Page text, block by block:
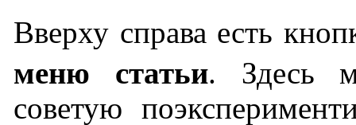
Вверху справа есть
меню статьи. Здесь
советую